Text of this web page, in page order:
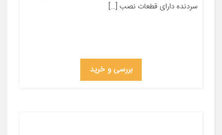
سردنده دارای قطعات نصب […]
بررسی و خرید